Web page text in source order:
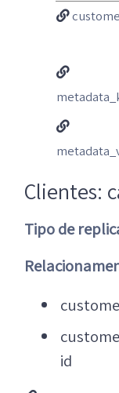
Clientes:
Tipo de
id